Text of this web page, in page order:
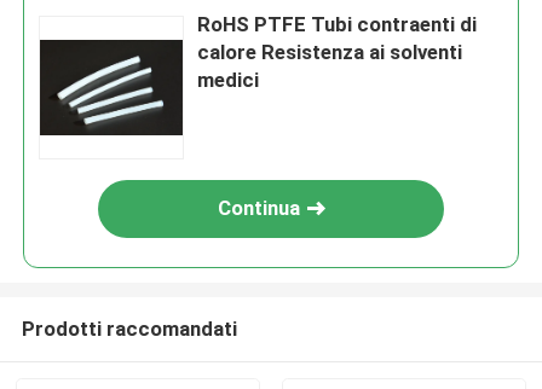
RoHS PTFE Tubi contraenti di
calore Resistenza ai solventi
medici
Continua
Prodotti raccomandati